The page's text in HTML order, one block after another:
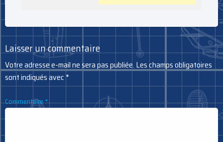
Laisser un commentaire
Votre adresse e-mail ne sera pas publiée. Les champs obligatoires
sont indiqués avec*
Commentaire*